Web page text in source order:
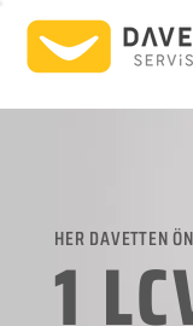
HER DAVETTEN
1